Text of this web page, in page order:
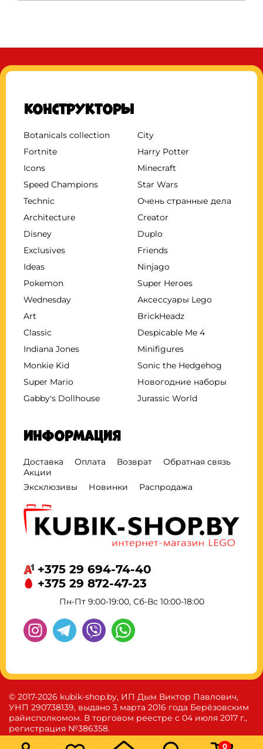
0
Конструкторы
Botanicals collection
City
Fortnite
Harry Potter
Icons
Minecraft
Speed Champions
Star Wars
Technic
Очень странные дела
Architecture
Creator
Disney
Duplo
Exclusives
Friends
Ideas
Ninjago
Pokemon
Super Heroes
Wednesday
Аксессуары Lego
Art
BrickHeadz
Classic
Despicable Me 4
Indiana Jones
Minifigures
Monkie Kid
Sonic the Hedgehog
Super Mario
Новогодние наборы
Gabby's Dollhouse
Jurassic World
Информация
Доставка Оплата Возврат
Обратная связь
Акции
Эксклюзивы
Новинки Распродажа
+375 29 694-74-40
+375 29 872-47-23
Пн-Пт 9:00-19:00, Сб-Вс 10:00-18:00
© 2017-2026 kubik-shop.by, ИП Дым Виктор Павлович,
УНП 290738139, выдано 3 марта 2016 года Берёзовским
райисполкомом. В торговом реестре с 04 июля 2017 г.,
регистрация №386358.